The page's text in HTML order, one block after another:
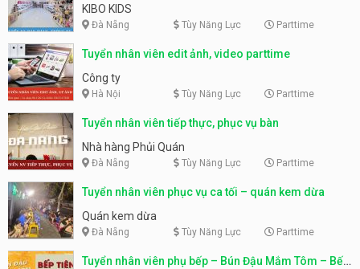
KIBO KIDS
Đà Nẵng Tùy Năng Lực Parttime
Tuyển nhân viên edit ảnh, video parttime
Công ty
Hà Nội Tùy Năng Lực Parttime
Tuyển nhân viên tiếp thực, phục vụ bàn
Nhà hàng Phủi Quán
Đà Nẵng Tùy Năng Lực Parttime
Tuyển nhân viên phục vụ ca tối – quán kem dừa
Quán kem dừa
Đà Nẵng Tùy Năng Lực Parttime
Tuyển nhân viên phụ bếp – Bún Đậu Mắm Tôm – Bếp